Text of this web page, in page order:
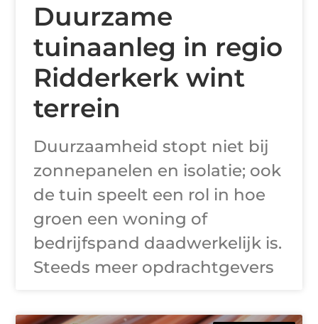
Duurzame
tuinaanleg in regio
Ridderkerk wint
terrein
Duurzaamheid stopt niet bij
zonnepanelen en isolatie; ook
de tuin speelt een rol in hoe
groen een woning of
bedrijfspand daadwerkelijk is.
Steeds meer opdrachtgevers